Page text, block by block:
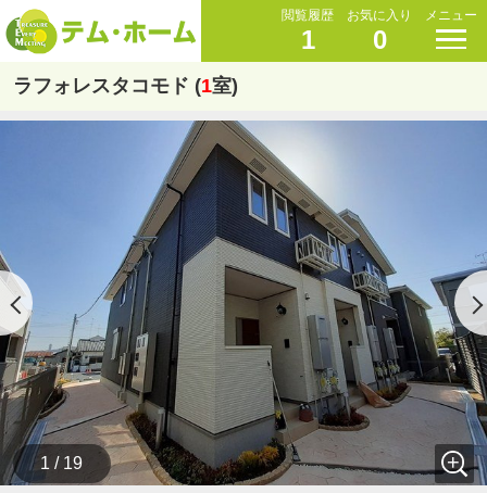
閲覧履歴
1
お気に入り
0
メニュー
ラフォレスタコモド (1室)
1 / 19